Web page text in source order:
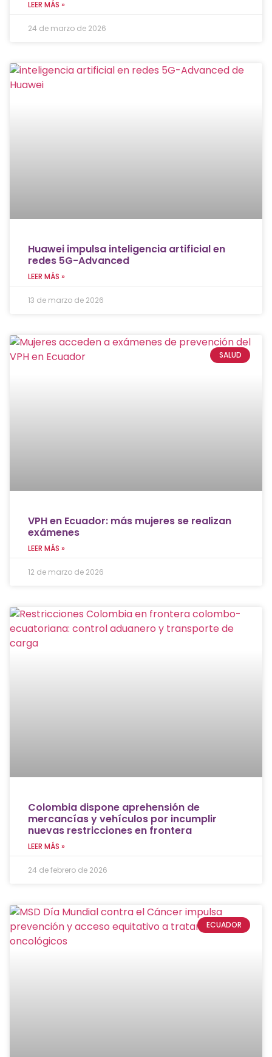
LEER MÁS »
24 de marzo de 2026
Huawei impulsa inteligencia artificial en
redes 5G-Advanced
LEER MÁS »
13 de marzo de 2026
SALUD
VPH en Ecuador: más mujeres se realizan
exámenes
LEER MÁS »
12 de marzo de 2026
Colombia dispone aprehensión de
mercancías y vehículos por incumplir
nuevas restricciones en frontera
LEER MÁS »
24 de febrero de 2026
ECUADOR